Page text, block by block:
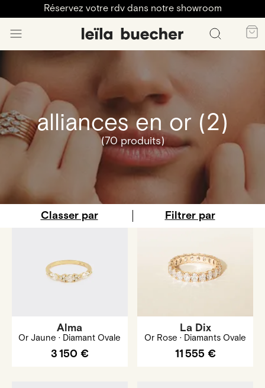
Réservez votre rdv dans notre showroom
alliances en or (2)
(70 produits)
Classer par Filtrer par
Alma
Or Jaune · Diamant Ovale
3 150 €
La Dix
Or Rose · Diamants Ovale
11 555 €